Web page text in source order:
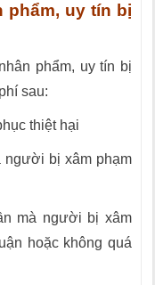
phẩm, uy tín bị
phẩm, uy tín bị
sau:
thiệt hại
người bị xâm phạm
mà người bị xâm
hoặc không quá